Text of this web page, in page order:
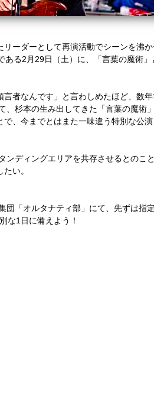
リーダーとして再演活動でシーンを沸
ある2 月 29日（土）に、「言葉の魔術
者なんです」と言わしめたほど、数
杉本の生み出してきた「言葉の魔術
、今までとはまた一味違う特別な公演
ンディングエリアを共存させるとのこ
い。
「オルタナティ部」にて、先ずは指
な1 日に備えよう！